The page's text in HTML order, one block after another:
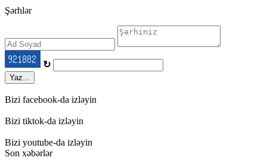
Şərhlər
↻
Yaz...
Bizi facebook-da izləyin
Bizi tiktok-da izləyin
Bizi youtube-da izləyin
Son xəbərlər